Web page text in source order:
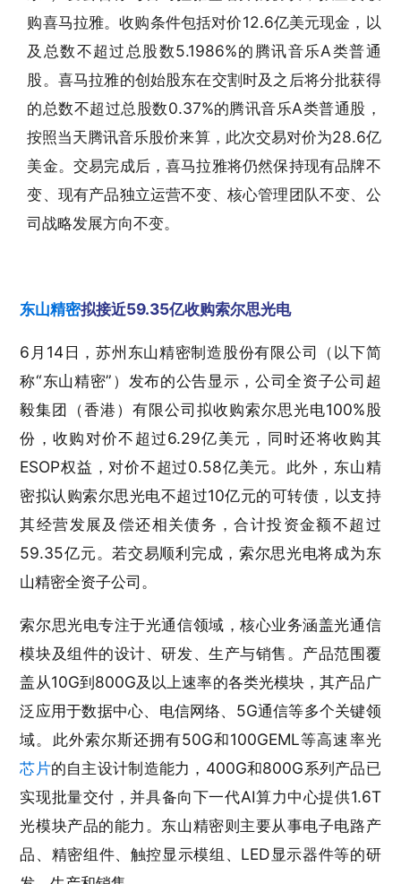
购喜马拉雅。收购条件包括对价12.6亿美元现金，以
及总数不超过总股数5.1986%的腾讯音乐A类普通
股。喜马拉雅的创始股东在交割时及之后将分批获得
的总数不超过总股数0.37%的腾讯音乐A类普通股，
按照当天腾讯音乐股价来算，此次交易对价为28.6亿
美金。交易完成后，喜马拉雅将仍然保持现有品牌不
变、现有产品独立运营不变、核心管理团队不变、公
司战略发展方向不变。
东山精密拟接近59.35亿收购索尔思光电
6月14日，苏州东山精密制造股份有限公司（以下简
称“东山精密”）发布的公告显示，公司全资子公司超
毅集团（香港）有限公司拟收购索尔思光电100%股
份，收购对价不超过6.29亿美元，同时还将收购其
ESOP权益，对价不超过0.58亿美元。此外，东山精
密拟认购索尔思光电不超过10亿元的可转债，以支持
其经营发展及偿还相关债务，合计投资金额不超过
59.35亿元。若交易顺利完成，索尔思光电将成为东
山精密全资子公司。
索尔思光电专注于光通信领域，核心业务涵盖光通信
模块及组件的设计、研发、生产与销售。产品范围覆
盖从10G到800G及以上速率的各类光模块，其产品广
泛应用于数据中心、电信网络、5G通信等多个关键领
域。此外索尔斯还拥有50G和100GEML等高速率光
芯片的自主设计制造能力，400G和800G系列产品已
实现批量交付，并具备向下一代AI算力中心提供1.6T
光模块产品的能力。东山精密则主要从事电子电路产
品、精密组件、触控显示模组、LED显示器件等的研